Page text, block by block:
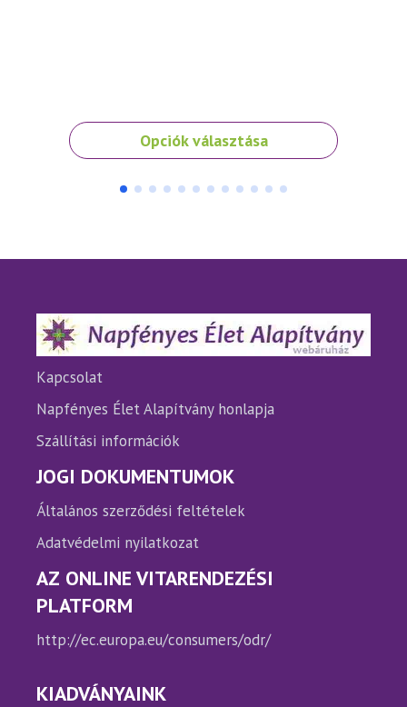
Opciók választása
Ennek
a
A
termékoldalon
választhatók
ki
Kapcsolat
Napfényes Élet Alapítvány honlapja
Szállítási információk
JOGI DOKUMENTUMOK
Általános szerződési feltételek
Adatvédelmi nyilatkozat
AZ ONLINE VITARENDEZÉSI
PLATFORM
http://ec.europa.eu/consumers/odr/
KIADVÁNYAINK